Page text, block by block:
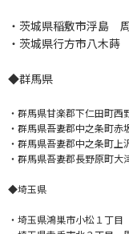
・茨城県稲敷市浮島
・茨城県行方市八木
◆群馬県
・群馬県甘楽郡下仁田町
・群馬県吾妻郡中之条町
・群馬県吾妻郡中之条町
・群馬県吾妻郡長野原町
◆埼玉県
・埼玉県鴻巣市小松１丁